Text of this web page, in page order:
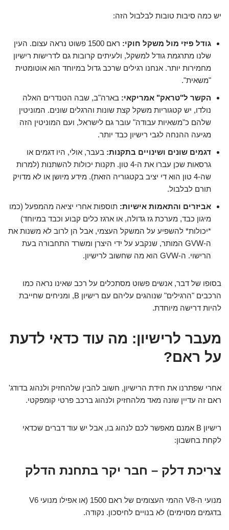
יש כמה סיבות טובות לבלבול הזה:
גודל פיזי מול משקל חוקי:
ראם 1500 פשוט נראה עצום. העין
שלנו מתרגמת גודל למשקל, ולעיתים קרובות גם לדרישות רישיון
מחמירות יותר. אנחנו רגילים שרכב גדול במיוחד הוא אוטומטית
"משאית".
הקשר ל"טראק" אמריקאי: בארה"ב, שבה הטנדרים האלה
נולדו, יש קטגוריות משקל קצת שונות והרגלים שונים. המוניטין
שלהם כ"משאיות עבודה" עובר גם לישראל, ועם המוניטין הזה
מגיעה ההנחה לגבי רישיון כבד יותר.
דגמים שונים ושינויים בתקנות: בעבר, אולי, היו דגמים או
גרסאות שכן עברו את ה-4 טון. תקנות יכולות להשתנות (למרות
שה-4 טון הוא די יציב בקטגוריה הזאת). מידע מיושן או לא מדויק
תורם לבלבול.
אביזרים והתאמות אישיות: תוספות אחרי יציאה מהמפעל (כמו
מיגון כבד, מערכת גז גדולה, או ארגז כלים קבוע וכבד במיוחד)
*יכולות* להשפיע על המשקל העצמי, אבל הן לרוב לא משנות את
ה-GVW המותר, שנקבע על ידי היצרן ומשרד התחבורה בעת
הרישוי. ה-GVW הוא מה שחשוב לרישיון.
בסופו של דבר, אנשים פשוט מסתכלים על רכב שאינו נראה כמו
הרכבים "הרגילים" שנוהגים עליהם עם רישיון B, ומניחים שחייבת
להיות דרישה מיוחדת.
מעבר לרישיון: מה עוד כדאי לדעת
על ראם?
אחרי שפתרנו את חידת הרישיון, חשוב להבין שלהחזיק ולנהוג בדודג'
ראם זה עדיין שונה מאד מלהחזיק ולנהוג ברכב פרטי קומפקטי.
רישיון B אמנם מאפשר לכם לנהוג בו, אבל יש עוד דברים שכדאי
לקחת בחשבון:
צריכת דלק – חבר יקר בתחנת הדלק
מנועי ה-V8 ההמי העצומים של ראם 1500 (או אפילו מנועי V6
בדגמים מסוימים) לא בנויים לחיסכון. נקודה.